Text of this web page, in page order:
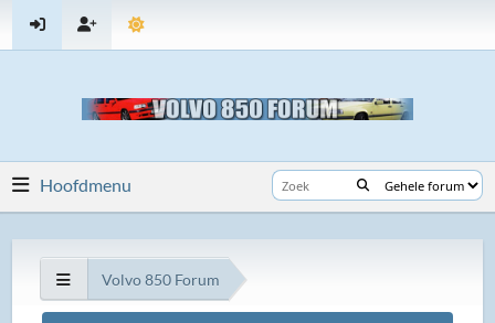
Hoofdmenu
Volvo 850 Forum